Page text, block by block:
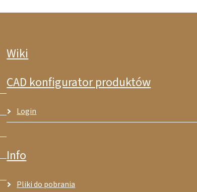
Wiki
CAD konfigurator produktów
Login
Info
Pliki do pobrania